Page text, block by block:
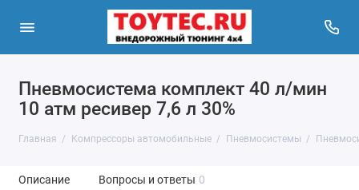
Пневмосистема комплект 40 л/мин
10 атм ресивер 7,6 л 30%
Главная Компрессоры автомобильные Пневмосистемы
Описание Вопросы и ответы 0